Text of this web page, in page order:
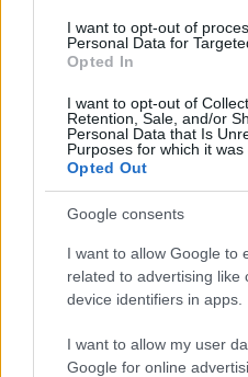
I want to opt-out of
Personal Data for
Opted In
I want to opt-out of
Retention, Sale, and/or
Personal Data that Is
Purposes for which it was
Opted Out
Google consents
I want to allow Google to
related to advertising like
device identifiers in apps.
I want to allow my user
Google for online
Muzealizálódott
Posztmodem•2018. szeptember 17.
Aki megnézi ezt a
szegedi kiállítás
muzeológus amolyan
az NJSZT 50 kiállításról
közvetített szó szerint
Neumann János